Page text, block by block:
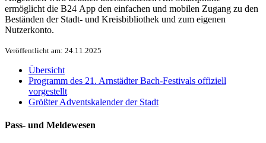
ermöglicht die B24 App den einfachen und mobilen Zugang zu den
Beständen der Stadt- und Kreisbibliothek und zum eigenen
Nutzerkonto.
Veröffentlicht am: 24.11.2025
Übersicht
Programm des 21. Arnstädter Bach-Festivals offiziell
vorgestellt
Größter Adventskalender der Stadt
Pass- und Meldewesen